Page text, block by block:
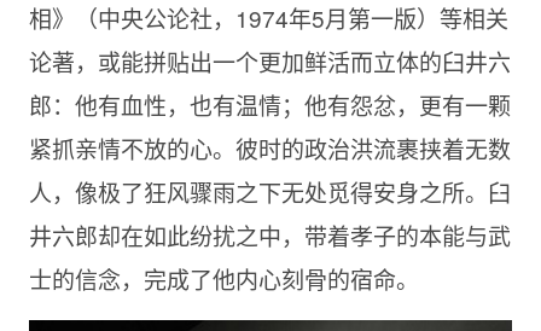
相》（中央公论社，1974年5月第一版）等相关
论著，或能拼贴出一个更加鲜活而立体的臼井六
郎：他有血性，也有温情；他有怨忿，更有一颗
紧抓亲情不放的心。彼时的政治洪流裹挟着无数
人，像极了狂风骤雨之下无处觅得安身之所。臼
井六郎却在如此纷扰之中，带着孝子的本能与武
士的信念，完成了他内心刻骨的宿命。